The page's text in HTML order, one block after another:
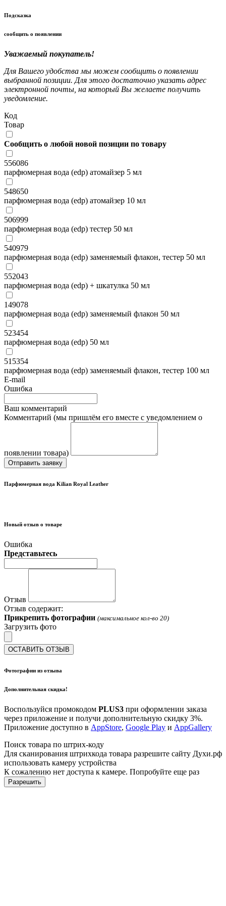
Подсказка
сообщить о появлении
Уважаемый покупатель!
Для Вашего удобства мы можем сообщить о появлении
выбранной позиции. Для этого достаточно указать адрес
электронной почты, на который Вы желаете получить
уведомление.
Код
Товар
Сообщить о любой новой позиции по товару
556086
парфюмерная вода (edp) атомайзер 5 мл
548650
парфюмерная вода (edp) атомайзер 10 мл
506999
парфюмерная вода (edp) тестер 50 мл
540979
парфюмерная вода (edp) заменяемый флакон, тестер 50 мл
552043
парфюмерная вода (edp) + шкатулка 50 мл
149078
парфюмерная вода (edp) заменяемый флакон 50 мл
523454
парфюмерная вода (edp) 50 мл
515354
парфюмерная вода (edp) заменяемый флакон, тестер 100 мл
E-mail
Ошибка
Ваш комментарий
Комментарий (мы пришлём его вместе с уведомлением о
появлении товара)
Отправить заявку
Парфюмерная вода Kilian Royal Leather
Новый отзыв о товаре
Ошибка
Представьтесь
Отзыв
Отзыв содержит:
Прикрепить фотографии (максимальное кол-во 20)
Загрузить фото
ОСТАВИТЬ ОТЗЫВ
Фотографии из отзыва
Дополнительная скидка!
Воспользуйся промокодом PLUS3 при оформлении заказа
через приложение и получи дополнительную скидку 3%.
Приложение доступно в AppStore, Google Play и AppGallery
Поиск товара по штрих-коду
Для сканирования штрихкода товара разрешите сайту Духи.рф
использовать камеру устройства
К сожалению нет доступа к камере. Попробуйте еще раз
Разрешить